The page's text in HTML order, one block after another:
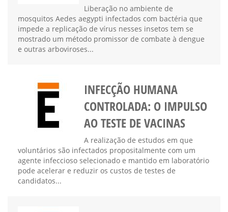
Liberação no ambiente de
mosquitos Aedes aegypti infectados com bactéria que
impede a replicação de vírus nesses insetos tem se
mostrado um método promissor de combate à dengue
e outras arboviroses...
INFECÇÃO HUMANA
CONTROLADA: O IMPULSO
AO TESTE DE VACINAS
A realização de estudos em que
voluntários são infectados propositalmente com um
agente infeccioso selecionado e mantido em laboratório
pode acelerar e reduzir os custos de testes de
candidatos...